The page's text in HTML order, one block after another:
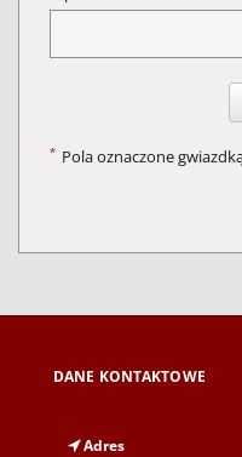
* Pola oznaczone
DANE KONTAKTOWE
Adres